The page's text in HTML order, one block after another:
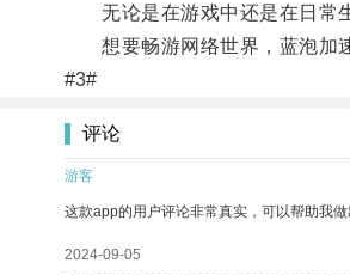
无论是在游戏中还是在日常生
想要畅游网络世界，蓝泡加速
#3#
评论
游客
这款app的用户评论非常真实，可以帮助我做
2024-09-05